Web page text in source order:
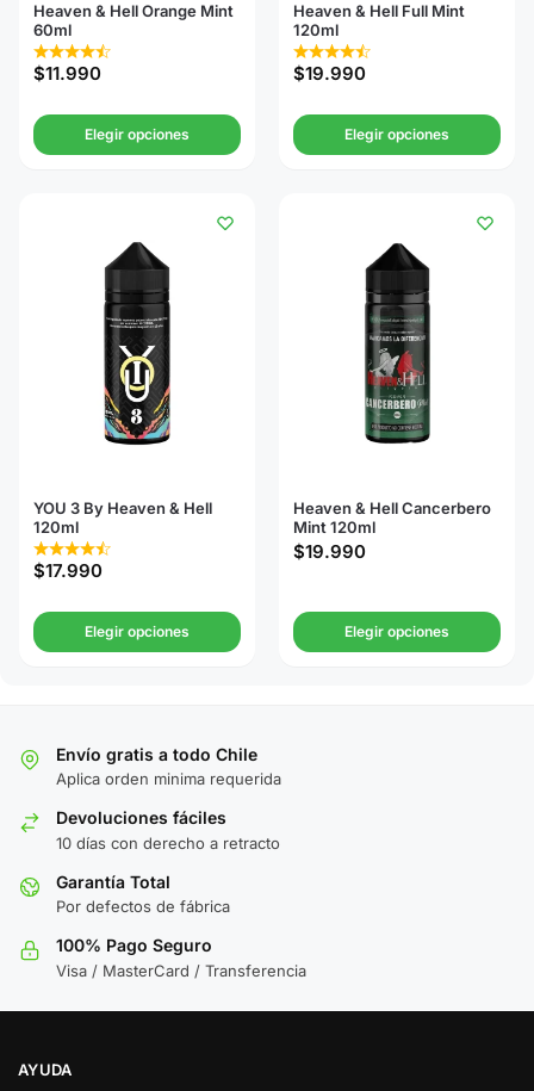
Heaven & Hell Orange Mint
60ml
$11.990
Elegir opciones
Heaven & Hell Full Mint
120ml
$19.990
Elegir opciones
YOU 3 By Heaven & Hell
120ml
$17.990
Elegir opciones
Heaven & Hell Cancerbero
Mint 120ml
$19.990
Elegir opciones
Envío gratis a todo Chile
Aplica orden minima requerida
Devoluciones fáciles
10 días con derecho a retracto
Garantía Total
Por defectos de fábrica
100% Pago Seguro
Visa / MasterCard / Transferencia
AYUDA